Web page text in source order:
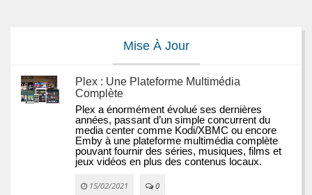
Mise À Jour
Plex : Une Plateforme Multimédia
Complète
Plex a énormément évolué ses dernières
années, passant d’un simple concurrent du
media center comme Kodi/XBMC ou encore
Emby à une plateforme multimédia complète
pouvant fournir des séries, musiques, films et
jeux vidéos en plus des contenus locaux.
15/02/2021 0